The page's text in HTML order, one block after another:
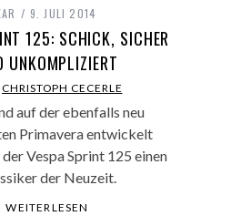
9. JULI 2014
125: SCHICK, SICHER
UNKOMPLIZIERT
CHRISTOPH CECERLE
auf der ebenfalls neu
Primavera entwickelt
Vespa Sprint 125 einen
der Neuzeit.
WEITERLESEN